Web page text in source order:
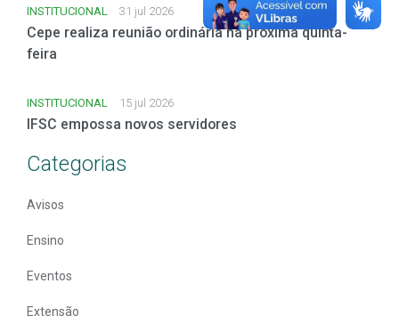
INSTITUCIONAL 31 jul 2026
Cepe realiza reunião ordinária na próxima quinta-
feira
INSTITUCIONAL 15 jul 2026
IFSC empossa novos servidores
Categorias
Avisos
Ensino
Eventos
Extensão